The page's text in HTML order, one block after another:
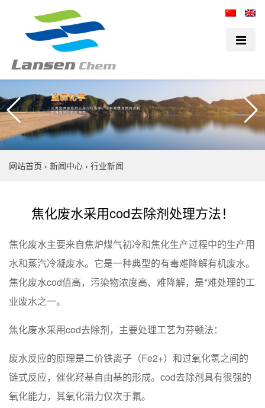
网站首页 › 新闻中心 › 行业新闻
焦化废水采用cod去除剂处理方法！
焦化废水主要来自焦炉煤气初冷和焦化生产过程中的生产用
水和蒸汽冷凝废水。它是一种典型的有毒难降解有机废水。
焦化废水cod值高，污染物浓度高、难降解，是*难处理的工
业废水之一。
焦化废水采用cod去除剂，主要处理工艺为芬顿法：
废水反应的原理是二价铁离子（Fe2+）和过氧化氢之间的
链式反应，催化羟基自由基的形成。cod去除剂具有很强的
氧化能力，其氧化潜力仅次于氟。